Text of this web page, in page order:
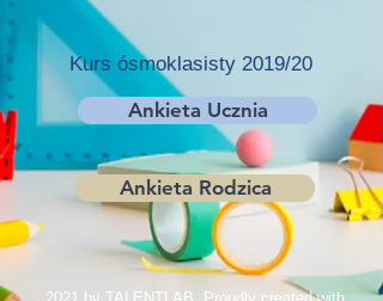
Kurs ósmoklasisty 2019/20
Ankieta Ucznia
Ankieta Rodzica